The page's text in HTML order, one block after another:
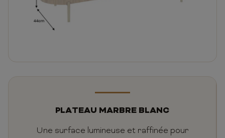
PLATEAU MARBRE BLANC
Une surface lumineuse et raffinée pour